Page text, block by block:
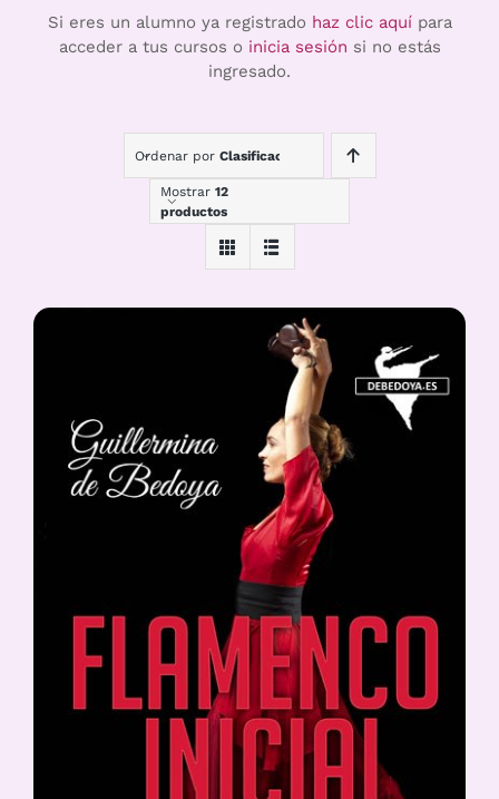
Si eres un alumno ya registrado haz clic aquípara
acceder a tus cursos o inicia sesión si no estás
ingresado.
Ordenar por Clasificación
Mostrar 12
productos